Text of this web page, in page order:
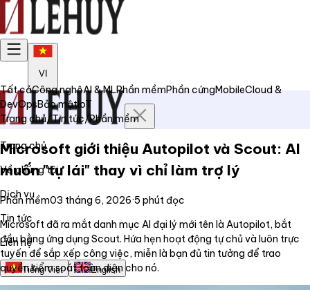
VI
Trang chủ
Về chúng tôi
Dịch vụ
Tin tức
Liên hệ
Tiếng Việt English
Tất cảCông nghệAI & MLPhần mềmPhần cứngMobileCloud &
DevOpsBảo mậtIoT
Trang chủ/Tin tức/Phần mềm
Microsoft giới thiệu Autopilot và Scout: AI
muốn "tự lái" thay vì chỉ làm trợ lý
Phần mềm03 tháng 6, 2026·5 phút đọc
Microsoft đã ra mắt danh mục AI đại lý mới tên là Autopilot, bắt
đầu bằng ứng dụng Scout. Hứa hẹn hoạt động tự chủ và luôn trực
tuyến để sắp xếp công việc, miễn là bạn đủ tin tưởng để trao
quyền kiểm soát toàn diện cho nó.